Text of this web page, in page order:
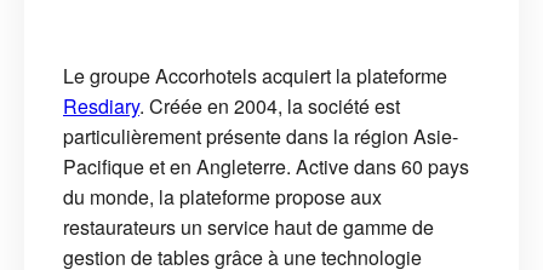
Le groupe Accorhotels acquiert la plateforme
Resdiary. Créée en 2004, la société est
particulièrement présente dans la région Asie-
Pacifique et en Angleterre. Active dans 60 pays
du monde, la plateforme propose aux
restaurateurs un service haut de gamme de
gestion de tables grâce à une technologie